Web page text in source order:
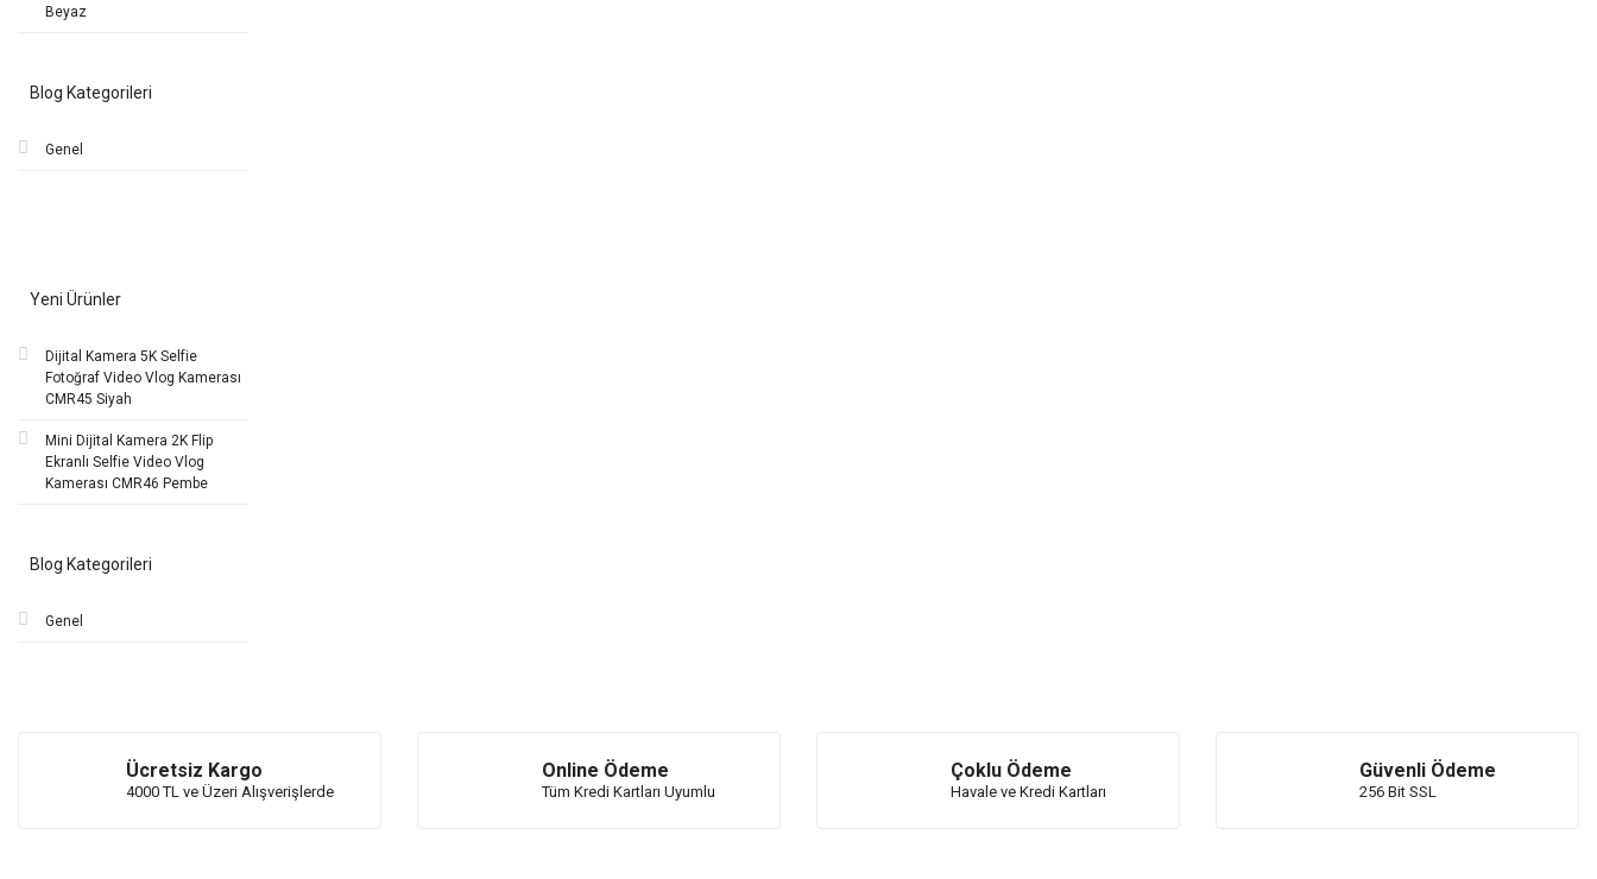
Beyaz
Blog Kategorileri
Genel
Yeni Ürünler
Dijital Kamera 5K Selfie
Fotoğraf Video Vlog Kamerası
CMR45 Siyah
Mini Dijital Kamera 2K Flip
Ekranlı Selfie Video Vlog
Kamerası CMR46 Pembe
Blog Kategorileri
Genel
Ücretsiz Kargo
4000 TL ve Üzeri Alışverişlerde
Online Ödeme
Tüm Kredi Kartları Uyumlu
Çoklu Ödeme
Havale ve Kredi Kartları
Güvenli Ödeme
256 Bit SSL